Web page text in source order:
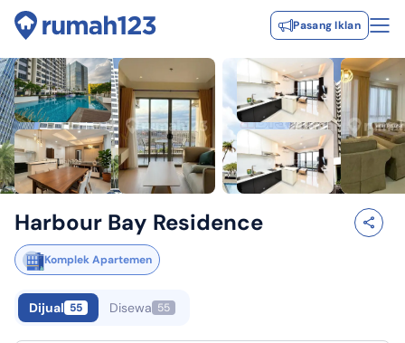
Pasang Iklan
Harbour Bay Residence
Komplek Apartemen
Dijual 55 Disewa 55